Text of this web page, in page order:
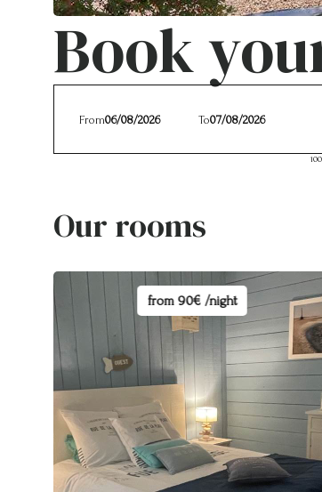
Book
From To
Our rooms
from 90€ /night